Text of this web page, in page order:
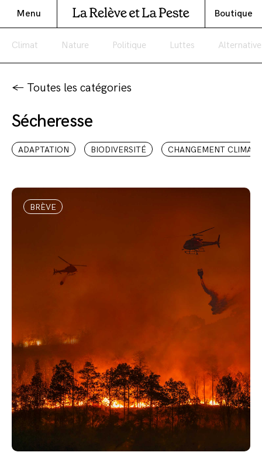
Menu Boutique
Climat Nature Politique Luttes
← Toutes les catégories
Sécheresse
ADAPTATION BIODIVERSITÉ CHANGEMENT
BRÈVE